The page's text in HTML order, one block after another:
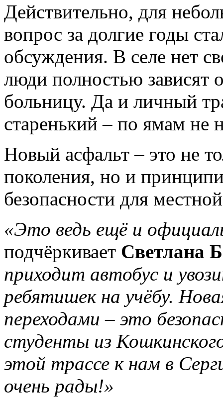
Действительно, для
вопрос за долгие годы
обсуждения. В селе нет
люди полностью зависят
больницу. Да и личный
старенький – по ямам не
Новый асфальт – это не
поколения, но и
безопасности для
«Это ведь ещё и
подчёркивает Светлана
приходит автобус и
ребятишек на учёбу.
переходами – это
студенты из
этой трассе к нам в
очень рады!»